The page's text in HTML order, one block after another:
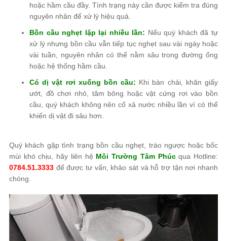
hoặc hầm cầu đầy. Tình trạng này cần được kiểm tra đúng
nguyên nhân để xử lý hiệu quả.
Bồn cầu nghẹt lặp lại nhiều lần: Nếu quý khách đã tự
xử lý nhưng bồn cầu vẫn tiếp tục nghẹt sau vài ngày hoặc
vài tuần, nguyên nhân có thể nằm sâu trong đường ống
hoặc hệ thống hầm cầu.
Có dị vật rơi xuống bồn cầu: Khi bàn chải, khăn giấy
ướt, đồ chơi nhỏ, tăm bông hoặc vật cứng rơi vào bồn
cầu, quý khách không nên cố xả nước nhiều lần vì có thể
khiến dị vật đi sâu hơn.
Quý khách gặp tình trạng bồn cầu nghẹt, trào ngược hoặc bốc
mùi khó chịu, hãy liên hệ Môi Trường Tâm Phúcqua Hotline:
0784.51.3333 để được tư vấn, khảo sát và hỗ trợ tận nơi nhanh
chóng.